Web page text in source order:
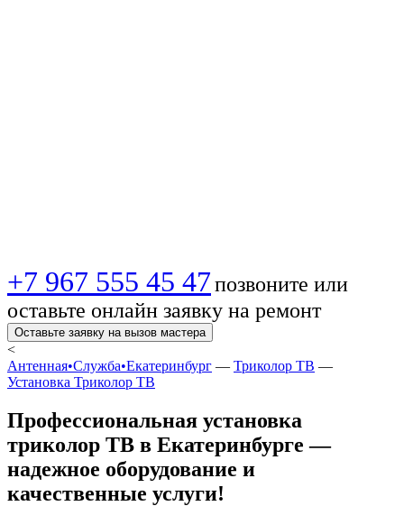
+7 967 555 45 47позвоните или
оставьте онлайн заявку на ремонт
Оставьте заявку на вызов мастера
<
Антенная•Служба•Екатеринбург — Триколор ТВ —
Установка Триколор ТВ
Профессиональная установка
триколор ТВ в Екатеринбурге —
надежное оборудование и
качественные услуги!